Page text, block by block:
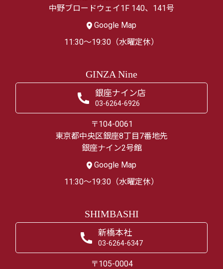
中野ブロードウェイ1F 140、141号
Google Map
11:30～19:30（水曜定休）
GINZA Nine
銀座ナイン店
03-6264-6926
〒104-0061
東京都中央区銀座8丁目7番地先
銀座ナイン2号館
Google Map
11:30～19:30（水曜定休）
SHIMBASHI
新橋本社
03-6264-6347
〒105-0004